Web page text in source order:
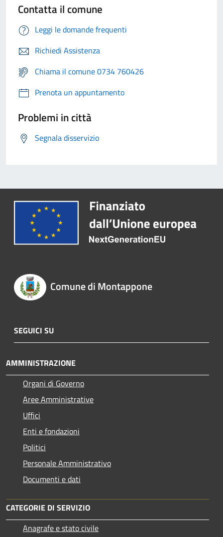
Contatta il comune
Leggi le domande frequenti
Richiedi Assistenza
Chiama il comune 0734 760426
Prenota un appuntamento
Problemi in città
Segnala disservizio
Comune di Montappone
SEGUICI SU
AMMINISTRAZIONE
Organi di Governo
Aree Amministrative
Uffici
Enti e fondazioni
Politici
Personale Amministrativo
Documenti e dati
CATEGORIE DI SERVIZIO
Anagrafe e stato civile